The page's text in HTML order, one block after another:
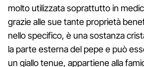
molto utilizzata soprattutto in
grazie alle sue tante proprietà
nello specifico, è una sostanza
la parte esterna del pepe e può
un giallo tenue, appartiene alla